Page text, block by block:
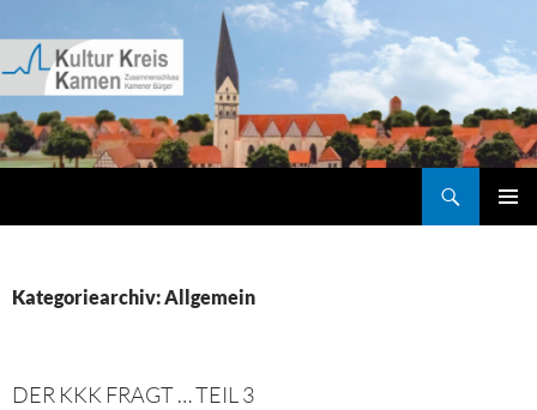
Inhalt
springen
Kategoriearchiv: Allgemein
DER KKK FRAGT … TEIL 3